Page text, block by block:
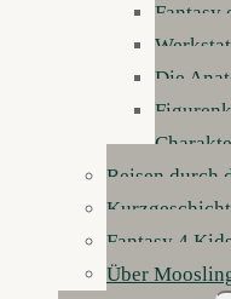
Fantasy
Die
Reisen durch
Fantasy 4 Kids
Über